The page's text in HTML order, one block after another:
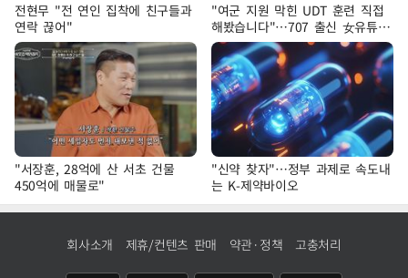
전현무 "전 연인 집착에 친구들과
연락 끊어"
"여군 지원 막힌 UDT 훈련 직접
해봤습니다"…707 출신 女유튜버
'완벽 소화'
"서장훈, 28억에 산 서초 건물
450억에 매물로"
"신약 찾자"…정부 과제로 속도내
는 K-제약바이오
회사소개 제휴/컨텐츠 판매 약관·정책 고충처리